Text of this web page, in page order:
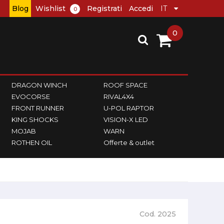
Blog Wishlist 0 Registrati Accedi
DRAGON WINCH
EVOCORSE
FRONT RUNNER
KING SHOCKS
MOJAB
ROTHEN OIL
ROOF SPACE
RIVAL4X4
U-POL RAPTOR
VISION-X LED
WARN
Offerte & outlet
0
Cod. 2025